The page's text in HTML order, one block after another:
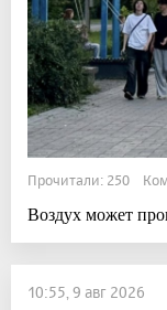
Прочитали: 250
Воздух может
10:55, 9 авг 2026